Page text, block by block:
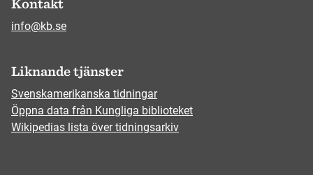
Kontakt
info@kb.se
Liknande tjänster
Svenskamerikanska tidningar
Öppna data från Kungliga biblioteket
Wikipedias lista över tidningsarkiv